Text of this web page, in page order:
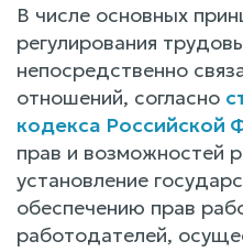
В числе основных
регулирования
непосредственно
отношений, согласно
кодекса Российской
прав и возможностей
установление
обеспечению прав
работодателей,